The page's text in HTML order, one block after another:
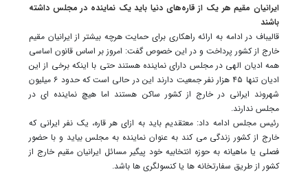
ایرانیان مقیم هر یک از قاره‌های دنیا باید یک نماینده در مجلس داشته
باشند
قالیباف در ادامه به ارائه راهکاری برای حمایت هرچه بیشتر از ایرانیان مقیم
خارج از کشور پرداخت و در این خصوص گفت: امروز بر اساس قانون اساسی
همه ادیان الهی در مجلس دارای نماینده هستند حتی با اینکه برخی از این
ادیان تنها ۴۵ هزار نفر جمعیت دارند این در حالی است که حدود ۶ میلیون
شهروند ایرانی در خارج از کشور ساکن هستند اما هیچ نماینده ای در
مجلس ندارند.
رئیس مجلس ادامه داد: معتقدیم باید به ازای هر قاره، یک نفر ایرانی که
خارج از کشور زندگی می کند به عنوان نماینده به مجلس بیاید و با حضور
فصلی یا ماهیانه به حوزه انتخابیه خود پیگیر مسائل ایرانیان مقیم خارج از
کشور از طریق سفارتخانه ها یا کنسولگری ها باشد.